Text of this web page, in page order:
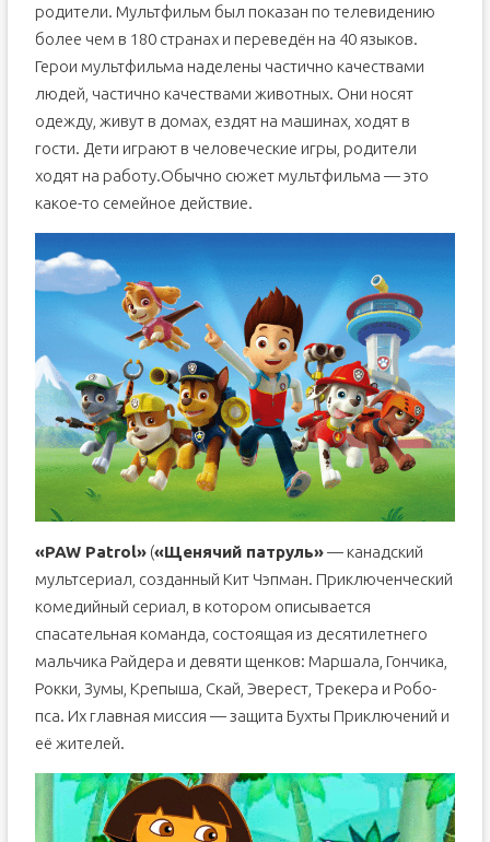
родители. Мультфильм был показан по телевидению
более чем в 180 странах и переведён на 40 языков.
Герои мультфильма наделены частично качествами
людей, частично качествами животных. Они носят
одежду, живут в домах, ездят на машинах, ходят в
гости. Дети играют в человеческие игры, родители
ходят на работу.Обычно сюжет мультфильма — это
какое-то семейное действие.
«PAW Patrol»(«Щенячий патруль»— канадский
мультсериал, созданный Кит Чэпман. Приключенческий
комедийный сериал, в котором описывается
спасательная команда, состоящая из десятилетнего
мальчика Райдера и девяти щенков: Маршала, Гончика,
Рокки, Зумы, Крепыша, Скай, Эверест, Трекера и Робо-
пса. Их главная миссия — защита Бухты Приключений и
её жителей.